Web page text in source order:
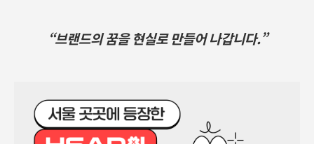
“브랜드의 꿈을 현실로 만들어 나갑니다.”